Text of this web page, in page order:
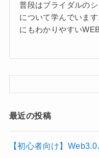
普段はブライダルの
について学んでいま
にもわかりやすい
最近の投稿
【初心者向け】